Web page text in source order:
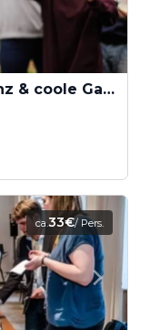
Ihre GameNight: Quizsequenz & coole Games
ca.33€/ Pers.